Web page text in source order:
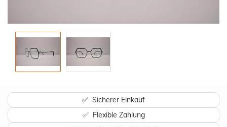
✅ Sicherer Einkauf
✅ Flexible Zahlung